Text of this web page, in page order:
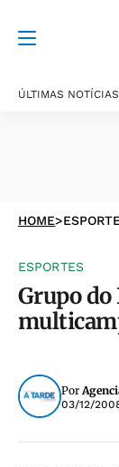
ÚLTIMAS NOTÍCIAS
HOME>
ESPORTES
Grupo
Por
03/12/